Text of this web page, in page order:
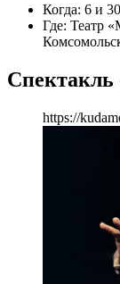
Когда: 6 и
Где: Театр
https://